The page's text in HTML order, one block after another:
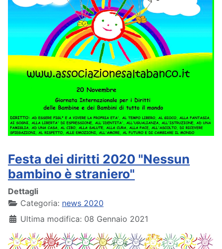
Festa dei diritti 2020 "Nessun
bambino è straniero"
Dettagli
Categoria: news 2020
Ultima modifica: 08 Gennaio 2021